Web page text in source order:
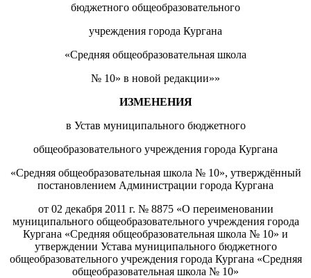
бюджетного общеобразовательного
учреждения города Кургана
«Средняя общеобразовательная школа
№ 10» в новой редакции»»
ИЗМЕНЕНИЯ
в Устав муниципального бюджетного
общеобразовательного учреждения города Кургана
«Средняя общеобразовательная школа № 10», утверждённый
постановлением Администрации города Кургана
от 02 декабря 2011 г. № 8875 «О переименовании
муниципального общеобразовательного учреждения города
Кургана «Средняя общеобразовательная школа № 10» и
утверждении Устава муниципального бюджетного
общеобразовательного учреждения города Кургана «Средняя
общеобразовательная школа № 10»